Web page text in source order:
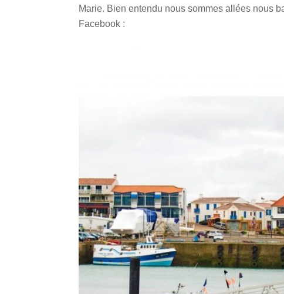
Marie. Bien entendu nous sommes allées nous
Facebook :